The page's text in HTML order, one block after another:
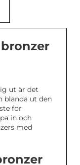
ut är det
blanda ut den
för
in och
med